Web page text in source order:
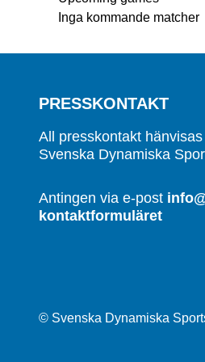
Inga kommande matcher
PRESSKONTAKT
All presskontakt
Svenska Dynamiska
Antingen via e-post
kontaktformuläret
© Svenska Dynamiska